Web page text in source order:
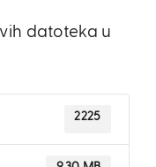
datoteka u
2225